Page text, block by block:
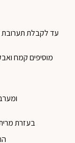
עדלקבלתתערובת
מוסיפיםקמח
בעזרת